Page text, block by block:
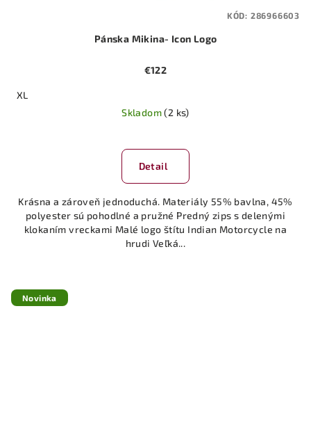
Pánska Mikina- Icon Logo
€122
XL
Skladom(2 ks)
Detail
Krásna a zároveň jednoduchá. Materiály 55% bavlna, 45%
polyester sú pohodlné a pružné Predný zips s delenými
klokaním vreckami Malé logo štítu Indian Motorcycle na
hrudi Veľká...
KÓD: 286966603
Novinka